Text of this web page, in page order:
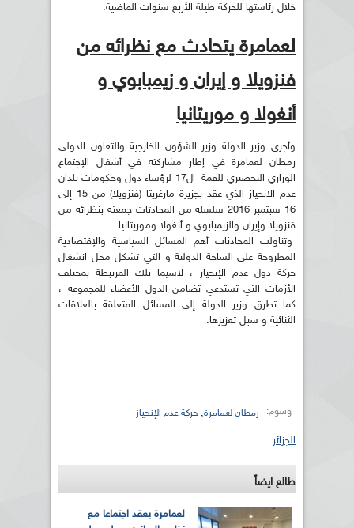
خلال رئاستها للحركة طيلة الأربع سنوات الماضية.
لعمامرة يتحادث مع نظرائه من
فنزويلا و إيران و زيمبابوي و
أنغولا و موريتانيا
وأجرى وزير الدولة وزير الشؤون الخارجية والتعاون الدولي
رمطان لعمامرة في إطار مشاركته في أشغال الإجتماع
الوزاري التحضيري للقمة ال17 لرؤساء دول وحكومات بلدان
عدم الانحياز الذي عقد بجزيرة مارغريتا (فنزويلا) من 15 إلى
16 سبتمبر 2016 سلسلة من المحادثات جمعته بنظرائه من
فنزويلا وإيران والزيمبابوي و أنغولا وموريتانيا.
وتناولت المحادثات أهم المسائل السياسية والإقتصادية
المطروحة على الساحة الدولية و التي تشكل محل انشغال
حركة دول عدم الإنحياز ، لاسيما تلك المرتبطة بمختلف
الأزمات التي تستدعي تضامن الدول الأعضاء للمجموعة ،
كما تطرق وزير الدولة إلى المسائل المتعلقة بالعلاقات
الثنائية و سبل تعزيزها.
وسوم: رمطان لعمامرة, حركة عدم الإنحياز
الجزائر
طالع ايضاً
لعمامرة يعقد اجتماعا مع